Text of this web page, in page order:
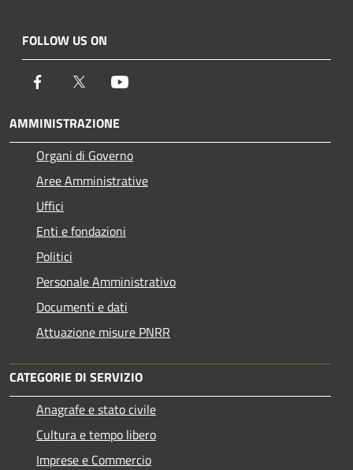
FOLLOW US ON
Facebook Twitter
AMMINISTRAZIONE
Organi di Governo
Aree Amministrative
Uffici
Enti e fondazioni
Politici
Personale Amministrativo
Documenti e dati
Attuazione misure PNRR
CATEGORIE DI SERVIZIO
Anagrafe e stato civile
Cultura e tempo libero
Imprese e Commercio